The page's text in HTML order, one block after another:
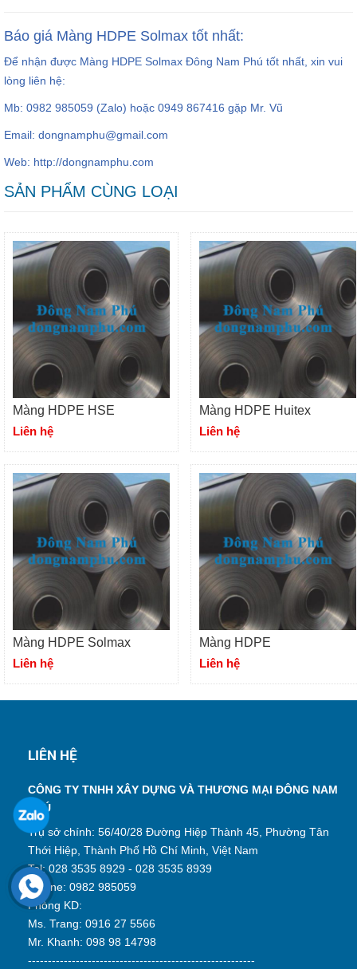
Báo giá Màng HDPE Solmax tốt nhất:
Để nhận được Màng HDPE Solmax Đông Nam Phú tốt nhất, xin vui
lòng liên hệ:
Mb: 0982 985059 (Zalo) hoặc 0949 867416 gặp Mr. Vũ
Email: dongnamphu@gmail.com
Web: http://dongnamphu.com
SẢN PHẨM CÙNG LOẠI
Màng HDPE HSE
Liên hệ
Màng HDPE Huitex
Liên hệ
Màng HDPE Solmax
Liên hệ
Màng HDPE
Liên hệ
LIÊN HỆ
CÔNG TY TNHH XÂY DỰNG VÀ THƯƠNG MẠI ĐÔNG NAM
PHÚ
Trụ sở chính: 56/40/28 Đường Hiệp Thành 45, Phường Tân
Thới Hiệp, Thành Phố Hồ Chí Minh, Việt Nam
Tel: 028 3535 8929 - 028 3535 8939
Hotline: 0982 985059
Phòng KD:
Ms. Trang: 0916 27 5566
Mr. Khanh: 098 98 14798
---------------------------------------------------------